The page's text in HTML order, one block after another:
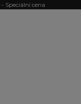
Speciální cena